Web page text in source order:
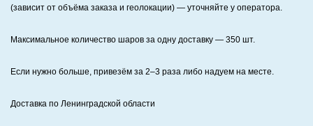
(зависит от объёма заказа и геолокации) — уточняйте у оператора.
Максимальное количество шаров за одну доставку — 350 шт.
Если нужно больше, привезём за 2–3 раза либо надуем на месте.
Доставка по Ленинградской области